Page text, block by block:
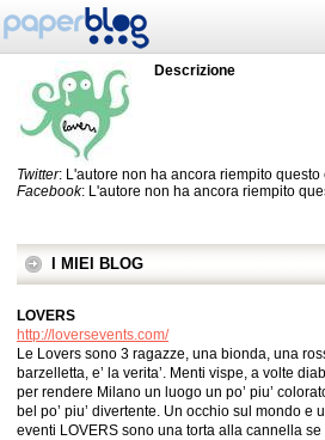
Descrizione
Twitter: L'autore non ha ancora riempito questo
Facebook: L'autore non ha ancora riempito
I MIEI BLOG
LOVERS
http://loversevents.com/
Le Lovers sono 3 ragazze, una bionda, una
barzelletta, e’ la verita’. Menti vispe, a volte
per rendere Milano un luogo un po’ piu’
bel po’ piu’ divertente. Un occhio sul mondo e
eventi LOVERS sono una torta alla cannella